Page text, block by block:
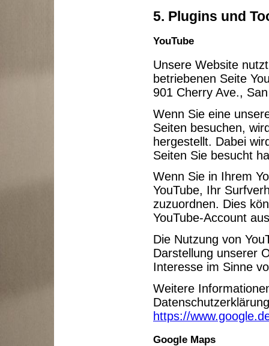
5. Plugins und
YouTube
Unsere Website
betriebenen Seite
901 Cherry Ave.,
Wenn Sie eine
Seiten besuchen,
hergestellt. Dabei
Seiten Sie besucht
Wenn Sie in Ihrem
YouTube, Ihr
zuzuordnen. Dies
YouTube-Account
Die Nutzung von
Darstellung unserer
Interesse im Sinne
Weitere
https://
Google Maps